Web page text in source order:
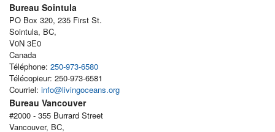
Bureau Sointula
PO Box 320, 235 First St.
Sointula, BC,
V0N 3E0
Canada
Téléphone: 250-973-6580
Télécopieur: 250-973-6581
Courriel: info@livingoceans.org
Bureau Vancouver
#2000 - 355 Burrard Street
Vancouver, BC,